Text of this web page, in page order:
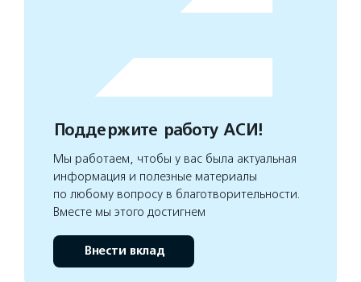
Поддержите работу АСИ!
Мы работаем, чтобы у вас была актуальная
информация и полезные материалы
по любому вопросу в благотворительности.
Вместе мы этого достигнем
Внести вклад